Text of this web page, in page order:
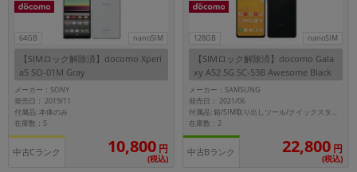
64GB nanoSIM
【SIMロック解除済】docomo Xperi
a5 SO-01M Gray
メーカー：SONY
発売日： 2019/11
付属品: 本体のみ
在庫数：5
中古Cランク 10,800 円
(税込)
128GB nanoSIM
【SIMロック解除済】docomo Gala
xy A52 5G SC-53B Awesome Black
メーカー：SAMSUNG
発売日： 2021/06
付属品: 箱/SIM取り出しツール/クイックスタートガイド
在庫数：2
中古Bランク 22,800 円
(税込)